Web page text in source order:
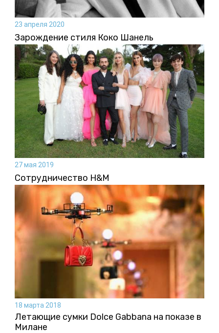
23 апреля 2020
Зарождение стиля Коко Шанель
27 мая 2019
Сотрудничество H&M
18 марта 2018
Летающие сумки Dolce Gabbana на показе в
Милане